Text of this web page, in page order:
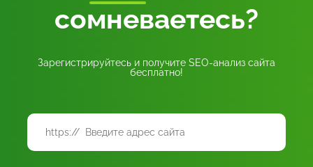
сомневаетесь?
Зарегистрируйтесь и получите SEO-анализ сайта
бесплатно!